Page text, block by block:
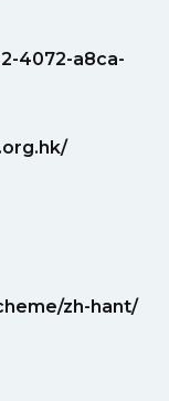
4072-a8ca-
zh-hant/